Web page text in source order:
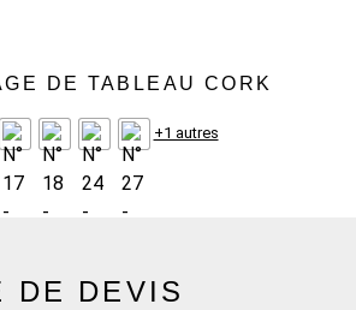
DE TABLEAU CORK
+1 autres
DE DEVIS